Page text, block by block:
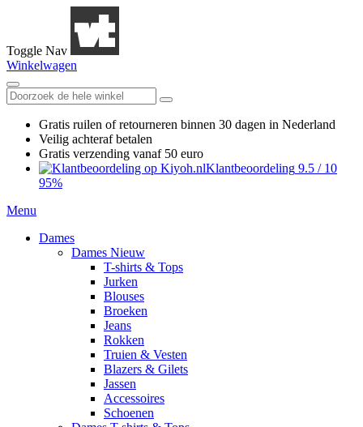
Toggle Nav
Winkelwagen
Gratis ruilen of retourneren binnen 30 dagen in Nederland
Veilig achteraf betalen
Gratis verzending vanaf 50 euro
Klantbeoordeling 9.5 / 10
95%
Menu
Dames
Dames Nieuw
T-shirts & Tops
Jurken
Blouses
Broeken
Jeans
Rokken
Truien & Vesten
Blazers & Gilets
Jassen
Accessoires
Schoenen